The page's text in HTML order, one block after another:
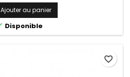
Ajouter au panier
Disponible
favorite_border